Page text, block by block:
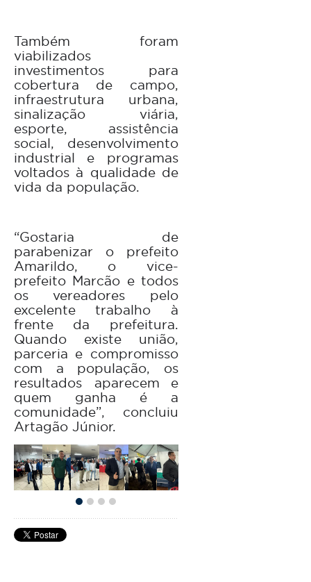
Também foram
viabilizados
investimentos para
cobertura de campo,
infraestrutura urbana,
sinalização viária,
esporte, assistência
social, desenvolvimento
industrial e programas
voltados à qualidade de
vida da população.
“Gostaria de
parabenizar o prefeito
Amarildo, o vice-
prefeito Marcão e todos
os vereadores pelo
excelente trabalho à
frente da prefeitura.
Quando existe união,
parceria e compromisso
com a população, os
resultados aparecem
e
quem ganha é a
comunidade”, concluiu
Artagão Júnior.